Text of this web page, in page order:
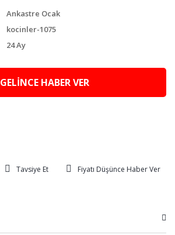
Ankastre Ocak
kocinler-1075
24 Ay
GELİNCE HABER VER
Tavsiye Et
Fiyatı Düşünce Haber Ver